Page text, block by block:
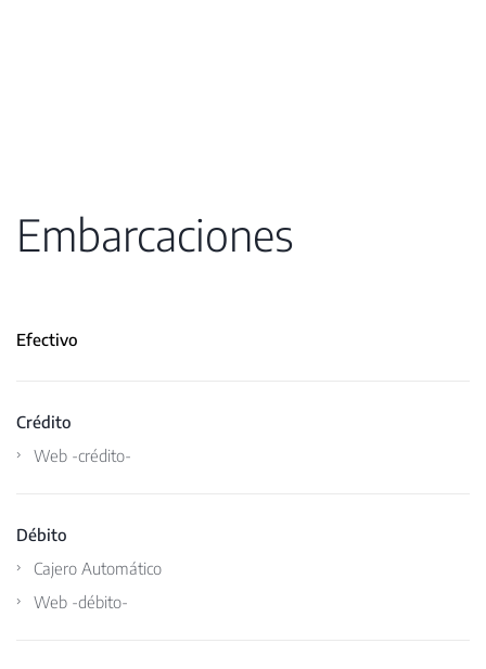
Embarcaciones
Efectivo
Crédito
Web -crédito-
Débito
Cajero Automático
Web -débito-